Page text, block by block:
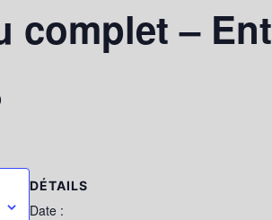
complet –
DÉTAILS
Date :